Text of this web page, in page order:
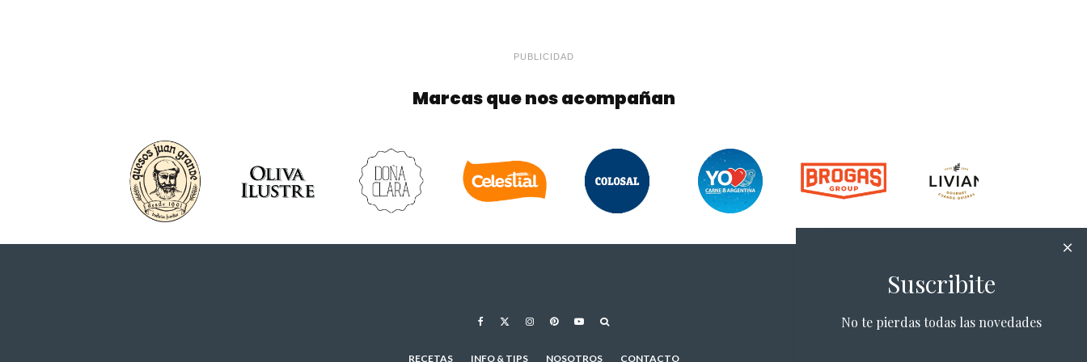
PUBLICIDAD
Marcas que nos acompañan
RECETAS INFO & TIPS NOSOTROS CONTACTO
Suscribite
No te pierdas todas las novedades